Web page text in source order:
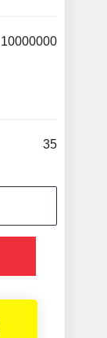
10000000
35